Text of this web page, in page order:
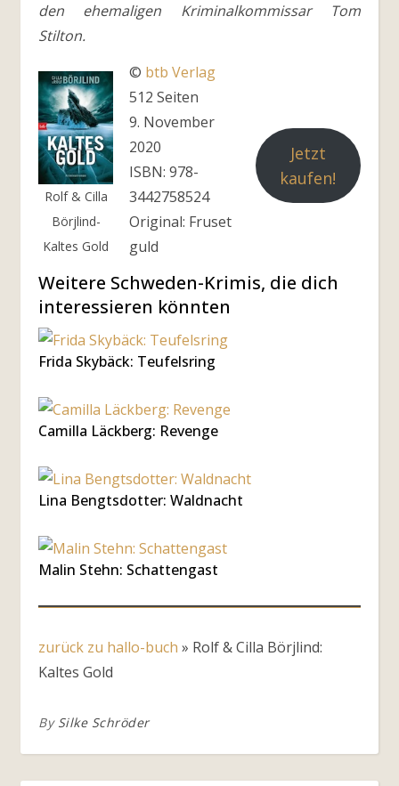
den ehemaligen Kriminalkommissar Tom
Stilton.
Rolf & Cilla
Börjlind-
Kaltes Gold
© btb Verlag
512 Seiten
9. November
2020
ISBN: 978-
3442758524
Original: Fruset
guld
Jetzt
kaufen!
Weitere Schweden-Krimis, die dich
interessieren könnten
Frida Skybäck: Teufelsring
Camilla Läckberg: Revenge
Lina Bengtsdotter: Waldnacht
Malin Stehn: Schattengast
zurück zu hallo-buch » Rolf & Cilla Börjlind:
Kaltes Gold
By Silke Schröder